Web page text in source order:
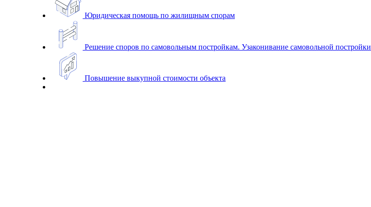
Юридическая помощь по жилищным спорам
Решение споров по самовольным постройкам. Узаконивание самовольной постройки
Повышение выкупной стоимости объекта